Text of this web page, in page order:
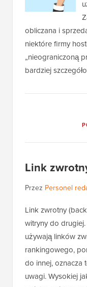
obliczana i
niektóre firmy
„nieograniczoną
bardziej
Link
Przez Personel
Link zwrotny
witryny do
używają linków
rankingowego,
do innej, oznacza
uwagi. Wysokiej